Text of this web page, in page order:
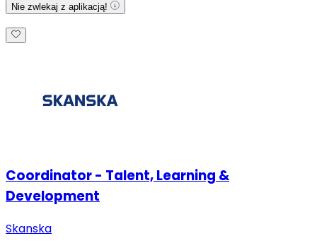
Nie zwlekaj z aplikacją!
Coordinator - Talent, Learning &
Development
Skanska